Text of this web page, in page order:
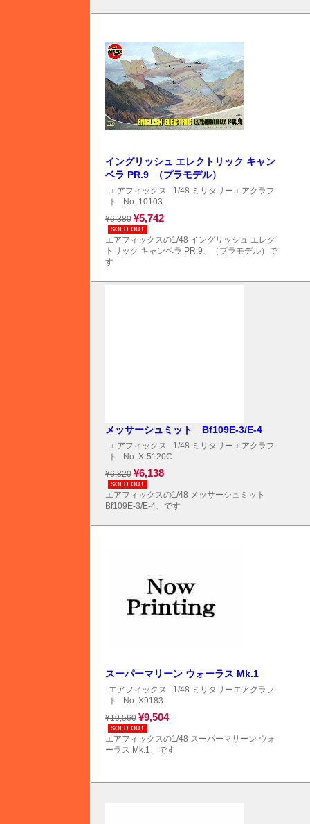
イングリッシュ エレクトリック キャン
ベラ PR.9 （プラモデル）
エアフィックス
1/48 ミリタリーエアクラフ
ト
No. 10103
¥6,380 ¥5,742
SOLD OUT
エアフィックスの1/48 イングリッシュ エレク
トリック キャンベラ PR.9、（プラモデル）で
す
メッサーシュミット Bf109E-3/E-4
エアフィックス
1/48 ミリタリーエアクラフ
ト
No. X-5120C
¥6,820 ¥6,138
SOLD OUT
エアフィックスの1/48 メッサーシュミット
Bf109E-3/E-4、です
スーパーマリーン ウォーラス Mk.1
エアフィックス
1/48 ミリタリーエアクラフ
ト
No. X9183
¥10,560 ¥9,504
SOLD OUT
エアフィックスの1/48 スーパーマリーン ウォ
ーラス Mk.1、です